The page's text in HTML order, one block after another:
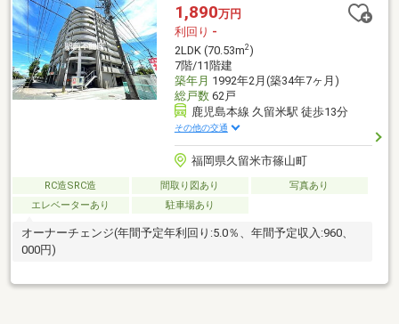
1,890万円
利回り -
2LDK (70.53m2)
7階/11階建
築年月 1992年2月(築34年7ヶ月)
総戸数62戸
鹿児島本線 久留米駅 徒歩13分
その他の交通
福岡県久留米市篠山町
RC造SRC造 間取り図あり
写真あり
エレベーターあり
駐車場あり
オーナーチェンジ(年間予定年利回り:5.0％、年間予定収入:960、
000円)